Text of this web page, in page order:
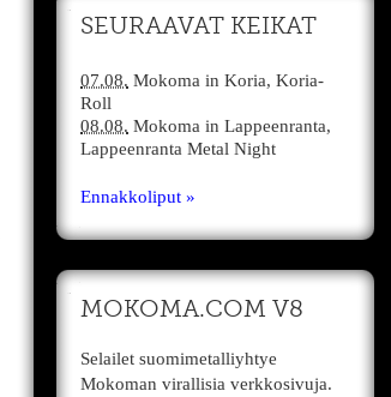
SEURAAVAT KEIKAT
07.08. Mokoma in Koria, Koria-
Roll
08.08. Mokoma in Lappeenranta,
Lappeenranta Metal Night
Ennakkoliput »
MOKOMA.COM V8
Selailet suomimetalliyhtye
Mokoman virallisia verkkosivuja.